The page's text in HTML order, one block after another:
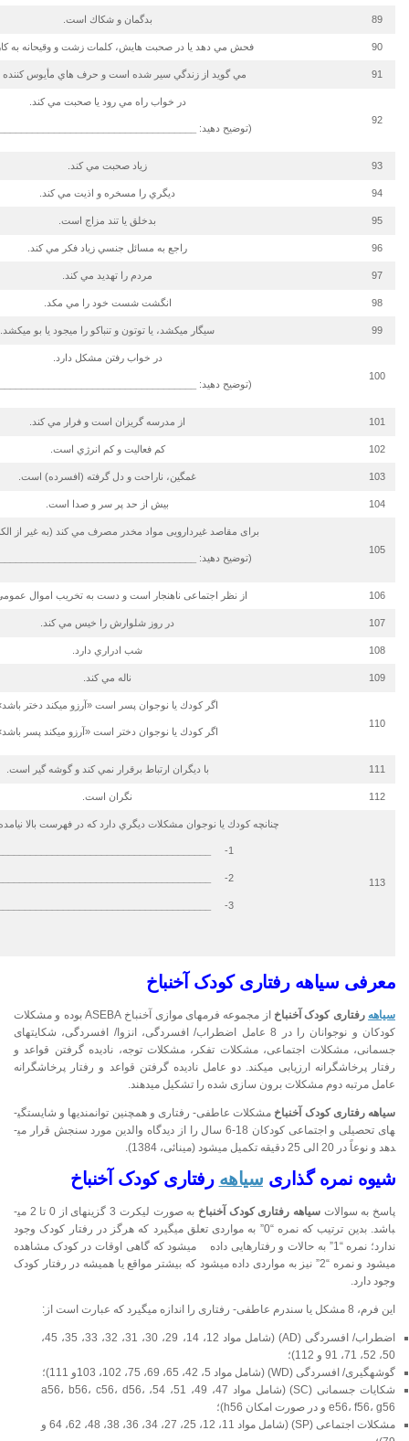
89 بدگمان و شكاك است.
90 فحش مي دهد يا در صحبت هايش، كلمات زشت و وقيحانه به
91 مي گويد از زندگي سير شده است و حرف هاي مأيوس كننده
92
در خواب راه مي رود يا صحبت مي كند.
(توضیح دهید:
93 زياد صحبت مي كند.
94 ديگري را مسخره و اذيت مي كند.
95 بدخلق يا تند مزاج است.
96 راجع به مسائل جنسي زياد فكر مي كند.
97 مردم را تهديد مي كند.
98 انگشت شست خود را مي مكد.
99 سیگار می­کشد، یا توتون و تنباکو را می­جود یا بو می­کشد.
100
در خواب رفتن مشكل دارد.
(توضیح دهید:
101 از مدرسه گريزان است و فرار مي كند.
102 كم فعاليت و كم انرژي است.
103 غمگين، ناراحت و دل گرفته (افسرده) است.
104 بيش از حد پر سر و صدا است.
105
برای مقاصد غیردارویی مواد مخدر مصرف مي كند (به غیر از
(توضیح دهید:
106 از نظر اجتماعی ناهنجار است و دست به تخریب اموال
107 در روز شلوارش را خيس مي كند.
108 شب ادراري دارد.
109 ناله مي كند.
110
اگر كودك يا نوجوان پسر است «آرزو مي­كند دختر
اگر كودك يا نوجوان دختر است «آرزو مي­كند پسر
111 با ديگران ارتباط برقرار نمي كند و گوشه گير است.
112 نگران است.
113
چنانچه كودك يا نوجوان مشكلات ديگري دارد كه در فهرست بالا نيامده
1-
2-
3-
معرفی سیاهه رفتاری کودک آخنباخ
سیاهه رفتاری کودک آخنباخ
از مجموعه فرم­های موازی آخنباخ ASEBA بوده و مشکلات
کودکان و نوجوانان را در 8 عامل اضطراب/ افسردگی، انزوا/ افسردگی، شکایت­های
جسمانی، مشکلات اجتماعی، مشکلات تفکر، مشکلات توجه، نادیده گرفتن قواعد و
رفتار پرخاشگرانه ارزیابی می­کند. دو عامل نادیده گرفتن قواعد و رفتار پرخاشگرانه
عامل مرتبه دوم مشکلات برون سازی شده را تشکیل می­دهند.
سیاهه رفتاری کودک آخنباخمشکلات عاطفی- رفتاری و همچنین توانمندی­ها و شایستگی­
های تحصیلی و اجتماعی کودکان 18-6 سال را از دیدگاه والدین مورد سنجش قرار می­
دهد و نوعاً در 20 الی 25 دقیقه تکمیل می­شود (مینائی، 1384).
شیوه نمره گذاری سیاهه رفتاری کودک آخنباخ
پاسخ به سوالاتسیاهه رفتاری کودک آخنباخ
به صورت لیکرت 3 گزینه­ای از 0 تا 2 می­
باشد. بدین ترتیب که نمره “0” به مواردی تعلق می­گیرد که هرگز در رفتار کودک وجود
ندارد؛ نمره “1” به حالات و رفتارهایی داده می­شود که گاهی اوقات در کودک مشاهده
می­شود و نمره “2” نیز به مواردی داده می­شود که بیشتر مواقع یا همیشه در رفتار کودک
وجود دارد.
این فرم، 8 مشکل یا سندرم عاطفی- رفتاری را اندازه­ می­گیرد که عبارت است از:
اضطراب/ افسردگی (AD) (شامل مواد 12، 14، 29، 30، 31، 32، 33، 35، 45،
50، 52، 71، 91 و 112)؛
گوشه­گیری/ افسردگی (WD) (شامل مواد 5، 42، 65، 69، 75، 102، 103و 111)؛
شکایات جسمانی (SC) (شامل مواد 47، 49، 51، 54، a56، b56، c56، d56،
e56، f56، g56 و در صورت امکان h56)؛
مشکلات اجتماعی (SP) (شامل مواد 11، 12، 25، 27، 34، 36، 38، 48، 62، 64 و